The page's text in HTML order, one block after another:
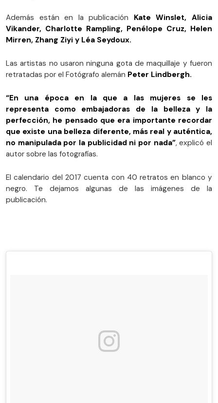
Además están en la publicación Kate Winslet, Alicia
Vikander, Charlotte Rampling, Penélope Cruz, Helen
Mirren, Zhang Ziyi y Léa Seydoux.
Las artistas no usaron ninguna gota de maquillaje y fueron
retratadas por el Fotógrafo alemán Peter Lindbergh.
“En una época en la que a las mujeres se les
representa como embajadoras de la belleza y la
perfección, he pensado que era importante recordar
que existe una belleza diferente, más real y auténtica,
no manipulada por la publicidad ni por nada”, explicó el
autor sobre las fotografías.
El calendario del 2017 cuenta con 40 retratos en blanco y
negro. Te dejamos algunas de las imágenes de la
publicación.